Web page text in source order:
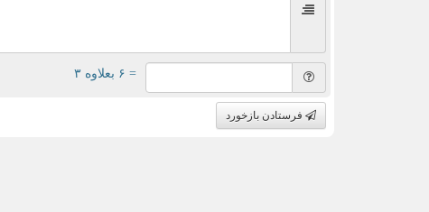
= ۶ بعلاوه ۳
فرستادن بازخورد